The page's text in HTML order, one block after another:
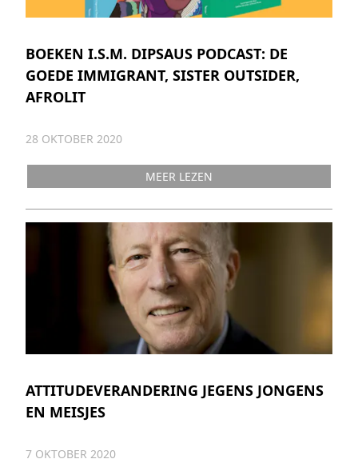
BOEKEN I.S.M. DIPSAUS PODCAST: DE
GOEDE IMMIGRANT, SISTER OUTSIDER,
AFROLIT
28 OKTOBER 2020
MEER LEZEN
ATTITUDEVERANDERING JEGENS JONGENS
EN MEISJES
7 OKTOBER 2020